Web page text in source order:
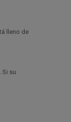
lleno de
Si su